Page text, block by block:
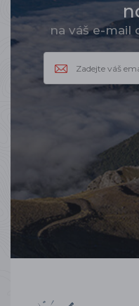
na váš e-mail